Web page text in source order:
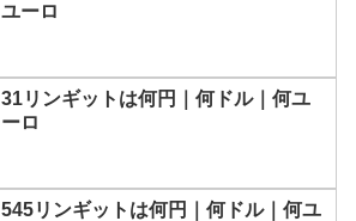
ユーロ
31リンギットは何円｜何ドル｜何ユ
ーロ
545リンギットは何円｜何ドル｜何ユ